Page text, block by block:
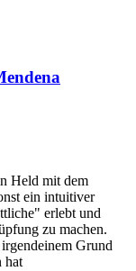
Held mit dem
ein intuitiver
erlebt und
zu machen.
Grund
hat